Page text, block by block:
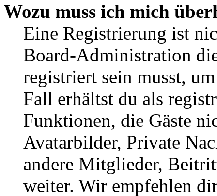
Wozu muss ich mich
Eine Registrierung ist
Board-Administration
registriert sein musst,
Fall erhältst du als
Funktionen, die Gäste
Avatarbilder, Private
andere Mitglieder,
weiter. Wir empfehlen